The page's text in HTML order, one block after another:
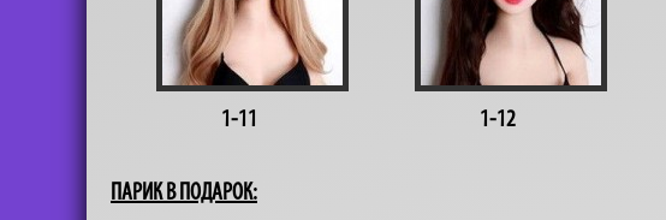
1-11 1-12
ПАРИК В ПОДАРОК: